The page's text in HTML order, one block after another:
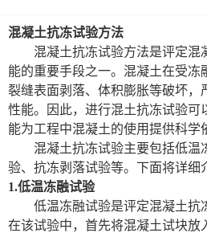
防水卷材类试验仪器
陶瓷砖系列
土工类试验仪器
建筑节能类试验仪器
塑料管材检测试验机
混凝土抗冻试验方法
混凝土抗冻试验方法是评定混
能的重要手段之一。混凝土在受冻
裂缝表面剥落、体积膨胀等破坏，
性能。因此，进行混土抗冻试验可
能为工程中混凝土的使用提供科学
混凝土抗冻试验主要包括低温
验、抗冻剥落试验等。下面将详细
1.低温冻融试验
低温冻融试验是评定混凝土抗
在该试验中，首先将混凝土试块放